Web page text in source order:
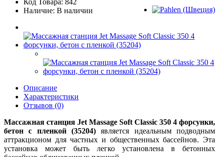
Наличие: В наличии
Описание
Характеристики
Отзывов (0)
Массажная станция Jet Massage Soft Classic 350 4 форсунки,
бетон с пленкой (35204) является идеальным подводным
аттракционом для частных и общественных бассейнов. Эта
установка может быть легко установлена в бетонных